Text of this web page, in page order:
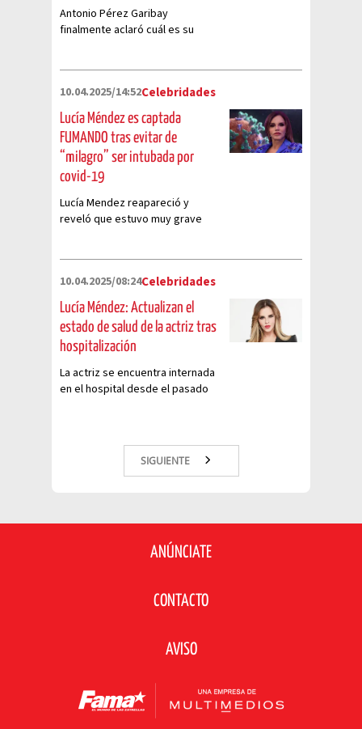
Antonio Pérez Garibay
finalmente aclaró cuál es su
10.04.2025/14:52Celebridades
Lucía Méndez es captada
FUMANDO tras evitar de
“milagro” ser intubada por
covid-19
Lucía Mendez reapareció y
reveló que estuvo muy grave
10.04.2025/08:24Celebridades
Lucía Méndez: Actualizan el
estado de salud de la actriz tras
hospitalización
La actriz se encuentra internada
en el hospital desde el pasado
SIGUIENTE
ANÚNCIATE
CONTACTO
AVISO